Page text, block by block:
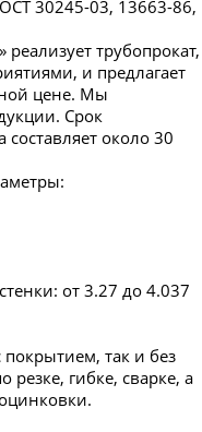
30245-03, 13663-86,
трубопрокат,
и предлагает
цене. Мы
Срок
составляет около 30
от 3.27 до 4.037
покрытием, так и без
резке, гибке, сварке, а